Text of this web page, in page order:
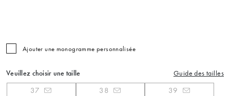
Ajouter une monogramme personnalisée
Veuillez choisir une taille Guide des tailles
37 38
39